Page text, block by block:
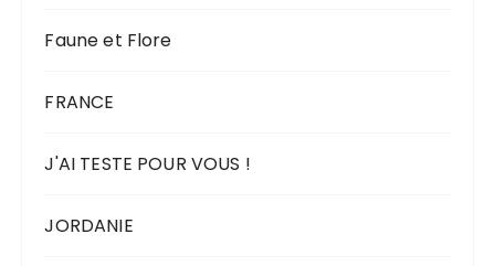
Faune et Flore
FRANCE
J'AI TESTE POUR VOUS !
JORDANIE